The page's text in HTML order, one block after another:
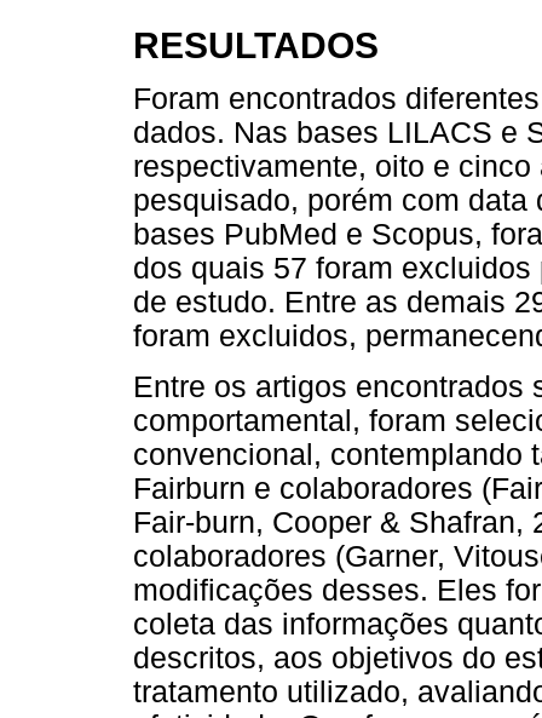
RESULTADOS
Foram encontrados
dados. Nas bases LILACS e
respectivamente, oito e
pesquisado, porém com
bases PubMed e Scopus,
dos quais 57 foram
de estudo. Entre as demais
foram excluidos,
Entre os artigos encontrados
comportamental, foram
convencional, contemplando
Fairburn e colaboradores
Fair-burn, Cooper & Shafran,
colaboradores (Garner,
modificações desses. Eles
coleta das informações
descritos, aos objetivos do
tratamento utilizado,